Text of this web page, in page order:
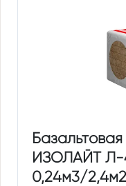
ИЗОЛАЙТ Л-
0,24м3/